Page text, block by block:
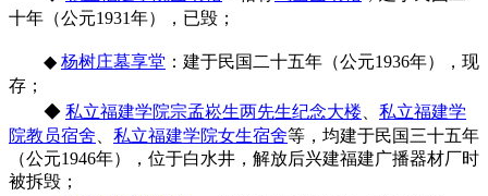
十年 （公元1931年），已毁；
◆ 杨树庄墓享堂 ：建于民国二十五年 （公元1936年），现
存；
◆ 私立福建学院宗孟崧生两先生纪念大楼
私立福建学
院教员宿舍
私立福建学院女生宿舍等，均建于民国三十五年
（公元1946年），位于白水井，解放后兴建福建广播器材厂时
被拆毁；